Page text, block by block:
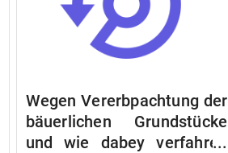
Wegen Vererbpachtung der
bäuerlichen Grundstücke
und wie dabey verfahren